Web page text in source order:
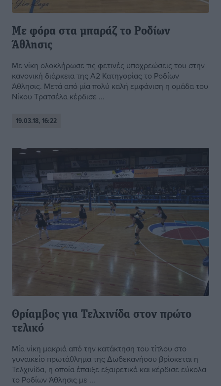
Με φόρα στα μπαράζ το Ροδίων
Άθλησις
Με νίκη ολοκλήρωσε τις φετινές υποχρεώσεις του στην
κανονική διάρκεια της Α2 Κατηγορίας το Ροδίων
Άθλησις. Μετά από μία πολύ καλή εμφάνιση η ομάδα του
Νίκου Τρατσέλα κέρδισε ...
19.03.18, 16:22
Θρίαμβος για Τελχινίδα στον πρώτο
τελικό
Μία νίκη μακριά από την κατάκτηση του τίτλου στο
γυναικείο πρωτάθλημα της Δωδεκανήσου βρίσκεται η
Τελχινίδα, η οποία έπαιξε εξαιρετικά και κέρδισε εύκολα
το Ροδίων Άθλησις με ...